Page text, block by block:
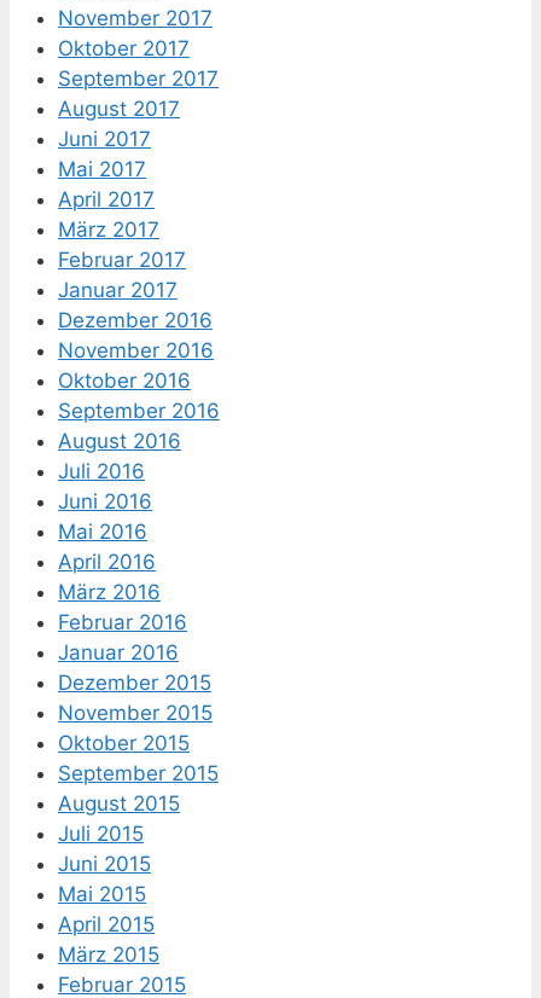
November 2017
Oktober 2017
September 2017
August 2017
Juni 2017
Mai 2017
April 2017
März 2017
Februar 2017
Januar 2017
Dezember 2016
November 2016
Oktober 2016
September 2016
August 2016
Juli 2016
Juni 2016
Mai 2016
April 2016
März 2016
Februar 2016
Januar 2016
Dezember 2015
November 2015
Oktober 2015
September 2015
August 2015
Juli 2015
Juni 2015
Mai 2015
April 2015
März 2015
Februar 2015